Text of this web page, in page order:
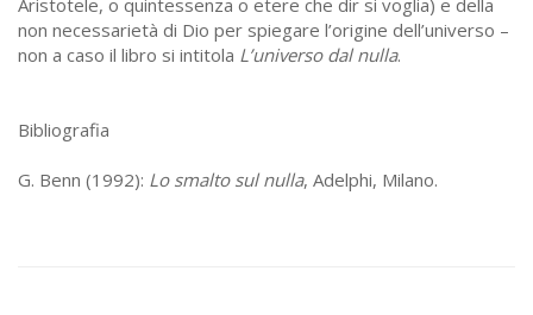
non necessarietà di Dio per spiegare l’origine dell’universo –
non a caso il libro si intitola L’universo dal nulla.
Bibliografia
G. Benn (1992): Lo smalto sul nulla, Adelphi, Milano.